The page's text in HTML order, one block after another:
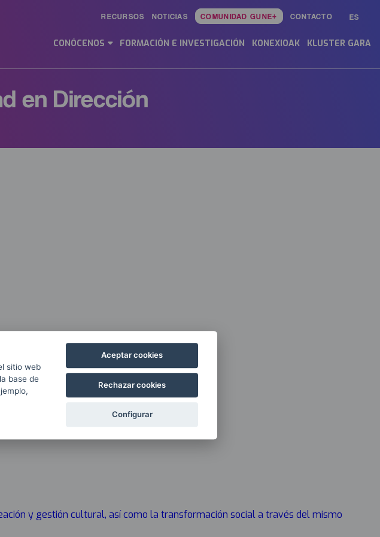
ES
Menu
ES
RECURSOS NOTICIAS COMUNIDAD GUNE+ CONTACTO
CONÓCENOS FORMACIÓN E INVESTIGACIÓN KONEXIOAK KLUSTER GARA
en Dirección
y gestión cultural, así como la transformación social a través del mismo
sitio web
base de
Aceptar cookies
Rechazar cookies
Configurar